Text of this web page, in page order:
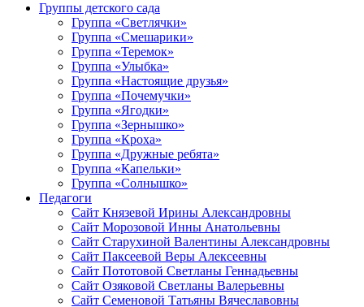
Группы детского сада
Группа «Светлячки»
Группа «Смешарики»
Группа «Теремок»
Группа «Улыбка»
Группа «Настоящие друзья»
Группа «Почемучки»
Группа «Ягодки»
Группа «Зернышко»
Группа «Кроха»
Группа «Дружные ребята»
Группа «Капельки»
Группа «Солнышко»
Педагоги
Сайт Князевой Ирины Александровны
Сайт Морозовой Инны Анатольевны
Сайт Старухиной Валентины Александровны
Сайт Паксеевой Веры Алексеевны
Сайт Пототовой Светланы Геннадьевны
Сайт Озяковой Светланы Валерьевны
Сайт Семеновой Татьяны Вячеславовны